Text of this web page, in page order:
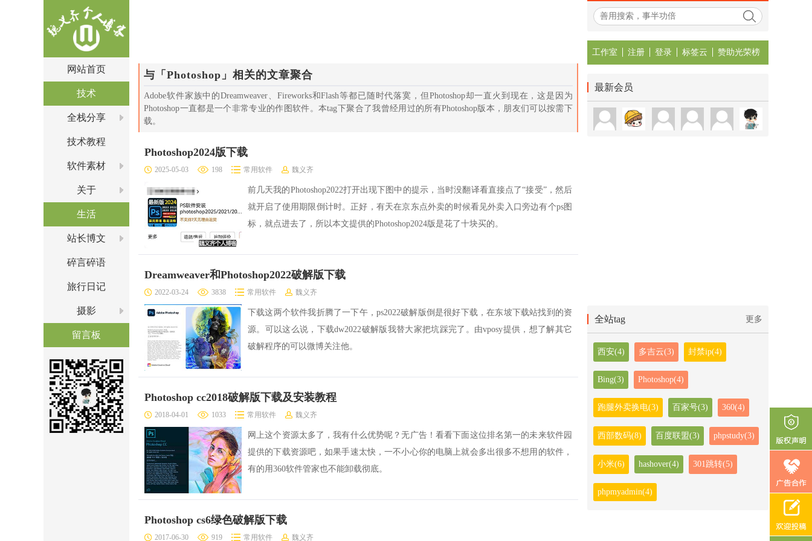
网站首页
全栈分享
技术教程
软件素材
关于
站长博文
碎言碎语
旅行日记
摄影
留言板
技术
生活
与「Photoshop」相关的文章聚合
Adobe软件家族中的Dreamweaver、Fireworks和Flash等都已随时代落寞，但Photoshop却一直火到现在，这是因为
Photoshop一直都是一个非常专业的作图软件。本tag下聚合了我曾经用过的所有Photoshop版本，朋友们可以按需下
载。
Photoshop2024版下载
2025-05-03 198 常用软件 魏义齐
前几天我的Photoshop2022打开出现下图中的提示，当时没翻译看直接点了“接受”，然后
就开启了使用期限倒计时。正好，有天在京东点外卖的时候看见外卖入口旁边有个ps图
标，就点进去了，所以本文提供的Photoshop2024版是花了十块买的。
Dreamweaver和Photoshop2022破解版下载
2022-03-24 3838 常用软件 魏义齐
下载这两个软件我折腾了一下午，ps2022破解版倒是很好下载，在东坡下载站找到的资
源。可以这么说，下载dw2022破解版我替大家把坑踩完了。由vposy提供，想了解其它
破解程序的可以微博关注他。
Photoshop cc2018破解版下载及安装教程
2018-04-01 1033 常用软件 魏义齐
网上这个资源太多了，我有什么优势呢？无广告！看看下面这位排名第一的未来软件园
提供的下载资源吧，如果手速太快，一不小心你的电脑上就会多出很多不想用的软件，
有的用360软件管家也不能卸载彻底。
Photoshop cs6绿色破解版下载
2017-06-30 919 常用软件 魏义齐
工作室 注册 登录 标签云 赞助光荣榜
最新会员
全站tag 更多
西安(4) 多吉云(3) 封禁ip(4)
Bing(3) Photoshop(4)
跑腿外卖换电(3) 百家号(3) 360(4)
西部数码(8) 百度联盟(3) phpstudy(3)
小米(6) hashover(4) 301跳转(5)
phpmyadmin(4)